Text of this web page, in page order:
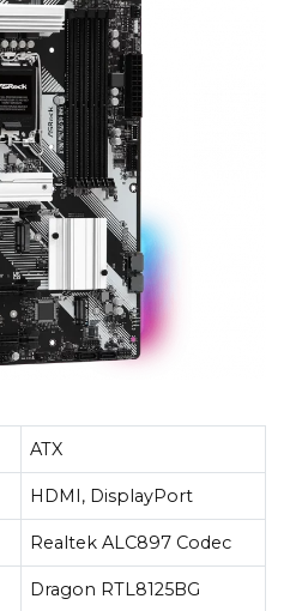
ATX
HDMI, DisplayPort
Realtek ALC897 Codec
Dragon RTL8125BG